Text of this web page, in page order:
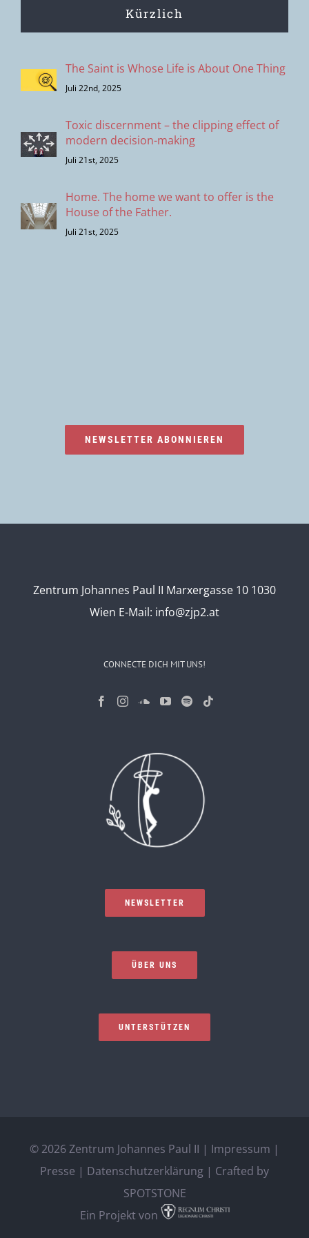
Kürzlich
The Saint is Whose Life is About One Thing
Juli 22nd, 2025
Toxic discernment – the clipping effect of
modern decision-making
Juli 21st, 2025
Home. The home we want to offer is the
House of the Father.
Juli 21st, 2025
NEWSLETTER ABONNIEREN
Zentrum Johannes Paul II Marxergasse 10 1030
Wien E-Mail: info@zjp2.at
CONNECTE DICH MIT UNS!
NEWSLETTER
ÜBER UNS
UNTERSTÜTZEN
© 2026 Zentrum Johannes Paul II | Impressum |
Presse | Datenschutzerklärung | Crafted by
SPOTSTONE
Ein Projekt von